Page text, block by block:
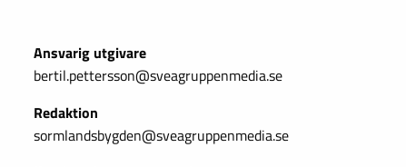
Ansvarig utgivare
bertil.pettersson@sveagruppenmedia.se
Redaktion
sormlandsbygden@sveagruppenmedia.se